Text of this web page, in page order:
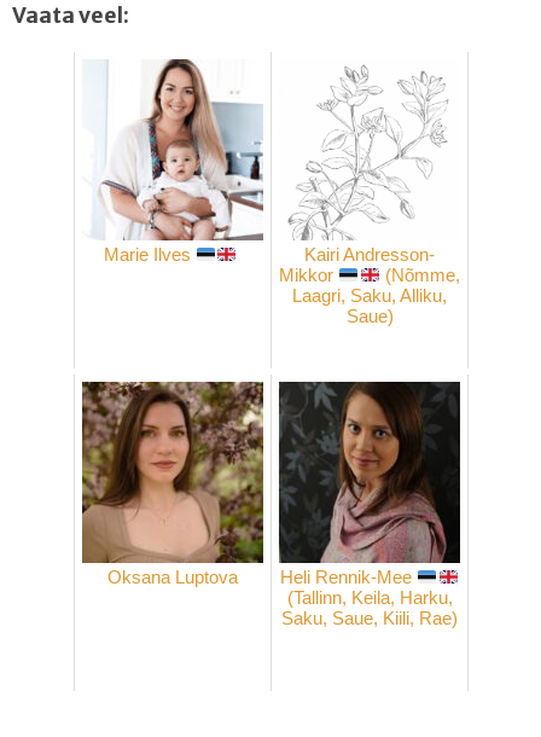
Vaata veel:
Marie Ilves
Kairi Andresson-
Mikkor
(Nõmme,
Laagri, Saku, Alliku,
Saue)
Oksana Luptova
Heli Rennik-Mee
(Tallinn, Keila, Harku,
Saku, Saue, Kiili, Rae)